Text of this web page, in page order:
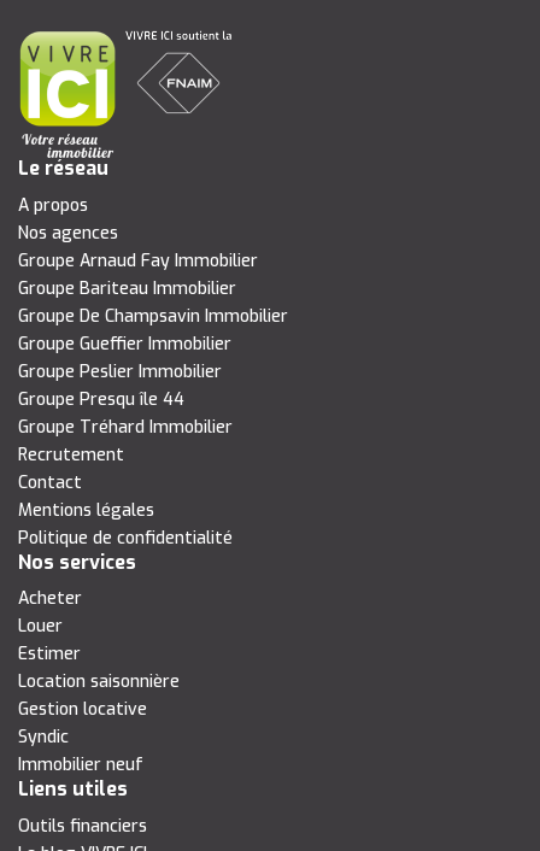
Le réseau
A propos
Nos agences
Groupe Arnaud Fay Immobilier
Groupe Bariteau Immobilier
Groupe De Champsavin Immobilier
Groupe Gueffier Immobilier
Groupe Peslier Immobilier
Groupe Presqu île 44
Groupe Tréhard Immobilier
Recrutement
Contact
Mentions légales
Politique de confidentialité
Nos services
Acheter
Louer
Estimer
Location saisonnière
Gestion locative
Syndic
Immobilier neuf
Liens utiles
Outils financiers